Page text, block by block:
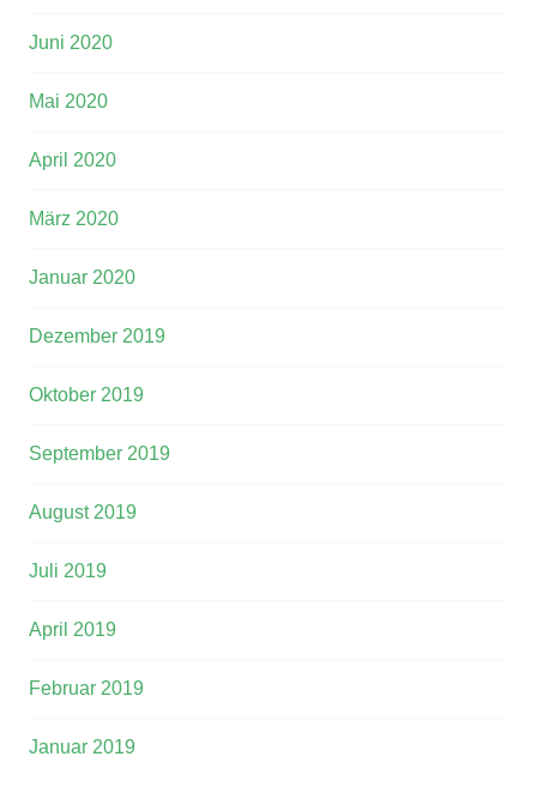
Juni 2020
Mai 2020
April 2020
März 2020
Januar 2020
Dezember 2019
Oktober 2019
September 2019
August 2019
Juli 2019
April 2019
Februar 2019
Januar 2019